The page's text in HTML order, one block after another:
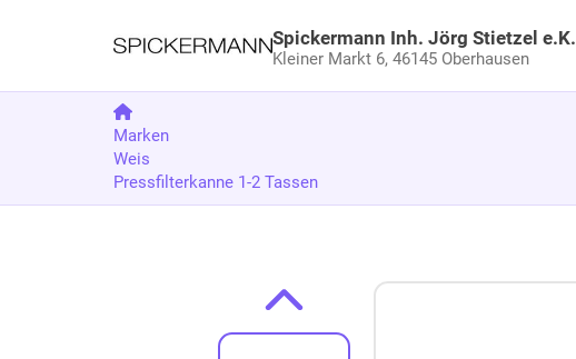
Spickermann Inh. Jörg Stietzel e.K.
Kleiner Markt 6, 46145 Oberhausen
Marken
Weis
Pressfilterkanne 1-2 Tassen
Zur Produktbeschreibung springen